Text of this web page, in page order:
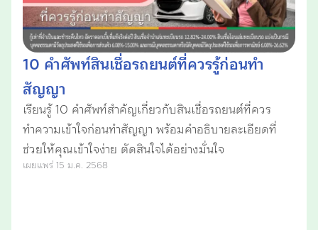
10 คำศัพท์สินเชื่อรถยนต์ที่ควรรู้ก่อนทำ
สัญญา
เรียนรู้ 10 คำศัพท์สำคัญเกี่ยวกับสินเชื่อรถยนต์ที่ควร
ทำความเข้าใจก่อนทำสัญญา พร้อมคำอธิบายละเอียดที่
ช่วยให้คุณเข้าใจง่าย ตัดสินใจได้อย่างมั่นใจ
เผยแพร่ 15 ม.ค. 2568